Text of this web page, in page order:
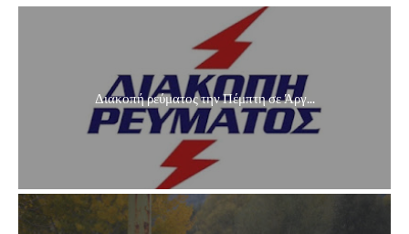
Διακοπή ρεύματος την Πέμπτη σε Άργ...